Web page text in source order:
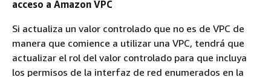
acceso a Amazon VPC
Si actualiza un valor controlado que no es de VPC de
manera que comience a utilizar una VPC, tendrá que
actualizar el rol del valor controlado para que incluya
los permisos de la interfaz de red enumerados en la